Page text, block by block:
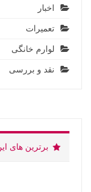
اخبار
تعمیرات
لوارم خانگی
نقد و بررسی
برترین های